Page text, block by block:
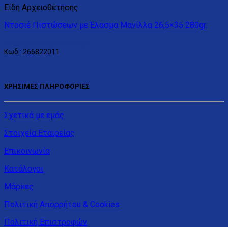
Είδη Αρχειοθέτησης
Ντοσιέ Πιστώσεων με Έλασμα Μανίλλα 26,5×35 280gr.
Κωδ.: 266822011
ΧΡΗΣΙΜΕΣ ΠΛΗΡΟΦΟΡΙΕΣ
Σχετικά με εμάς
Στοιχεία Εταιρείας
Επικοινωνία
Κατάλογοι
Μάρκες
Πολιτική Απορρήτου & Cookies
Πολιτική Επιστροφών